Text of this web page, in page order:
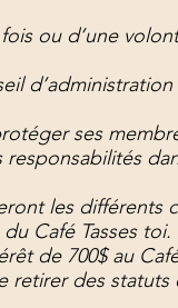
ou d’une
ses
les différents
Café Tasses toi.
de 700$ au
retirer des